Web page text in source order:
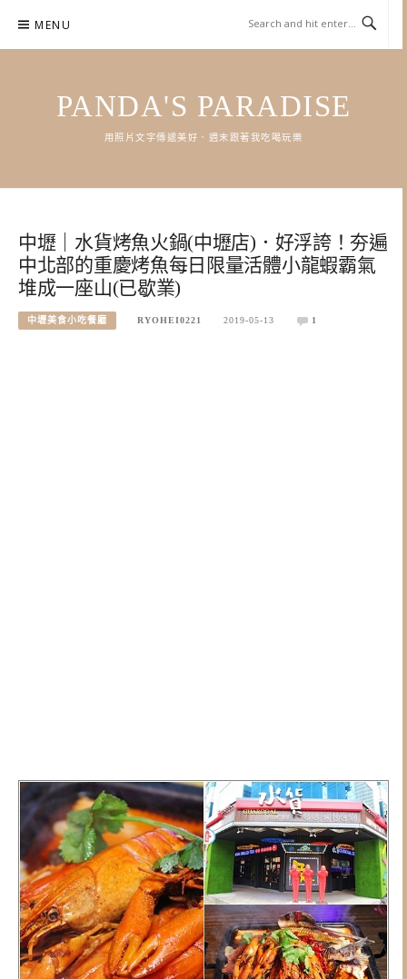
content
MENU
PANDA'S PARADISE
用照片文字傳遞美好．週末跟著我吃喝玩樂
中壢｜水貨烤魚火鍋(中壢店)．好浮誇！夯遍
中北部的重慶烤魚每日限量活體小龍蝦霸氣
堆成一座山(已歇業)
中壢美食小吃餐廳 RYOHEI0221 2019-05-13 1